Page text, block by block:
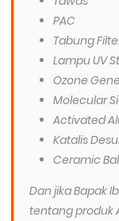
PAC
Tabung
Lampu UV
Ozone
Molecular
Activated
Katalis
Ceramic
Dan jika Bapak
tentang produk